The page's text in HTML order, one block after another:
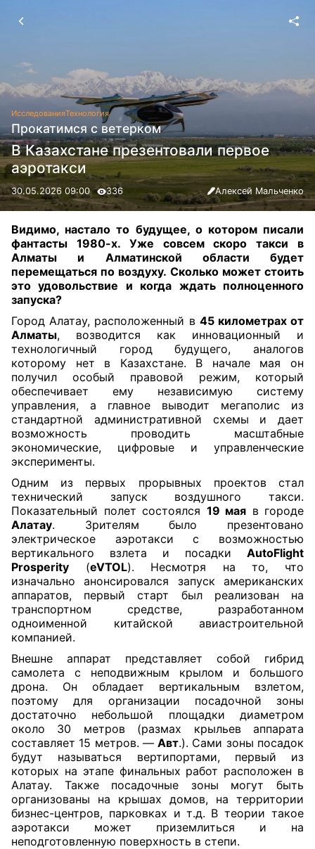
ИсследованияТехнология
Прокатимся с ветерком
В Казахстане презентовали первое
аэротакси
30.05.2026 09:00 336 Алексей Мальченко
Видимо, настало то будущее, о котором писали
фантасты 1980-х. Уже совсем скоро такси в
Алматы и Алматинской области будет
перемещаться по воздуху. Сколько может стоить
это удовольствие и когда ждать полноценного
запуска?
Город Алатау, расположенный в 45 километрах от
Алматы, возводится как инновационный и
технологичный город будущего, аналогов
которому нет в Казахстане. В начале мая он
получил особый правовой режим, который
обеспечивает ему независимую систему
управления, а главное выводит мегаполис из
стандартной административной схемы и дает
возможность проводить масштабные
экономические, цифровые и управленческие
эксперименты.
Одним из первых прорывных проектов стал
технический запуск воздушного такси.
Показательный полет состоялся 19 мая в городе
Алатау. Зрителям было презентовано
электрическое аэротакси с возможностью
вертикального взлета и посадки AutoFlight
Prosperity (eVTOL). Несмотря на то, что
изначально анонсировался запуск американских
аппаратов, первый старт был реализован на
транспортном средстве, разработанном
одноименной китайской авиастроительной
компанией.
Внешне аппарат представляет собой гибрид
самолета с неподвижным крылом и большого
дрона. Он обладает вертикальным взлетом,
поэтому для организации посадочной зоны
достаточно небольшой площадки диаметром
около 30 метров (размах крыльев аппарата
составляет 15 метров. —Авт.). Сами зоны посадок
будут называться вертипортами, первый из
которых на этапе финальных работ расположен в
Алатау. Также посадочные зоны могут быть
организованы на крышах домов, на территории
бизнес-центров, парковках и т.д. В теории такое
аэротакси может приземлиться и на
неподготовленную поверхность в степи.